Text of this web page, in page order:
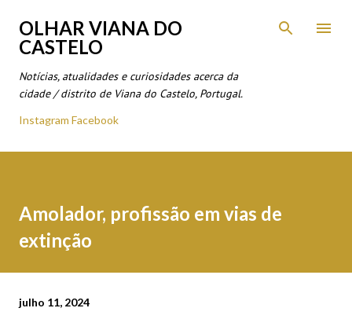
Avançar para o conteúdo principal
OLHAR VIANA DO
CASTELO
Notícias, atualidades e curiosidades acerca da
cidade / distrito de Viana do Castelo, Portugal.
Instagram Facebook
Amolador, profissão em vias de
extinção
julho 11, 2024